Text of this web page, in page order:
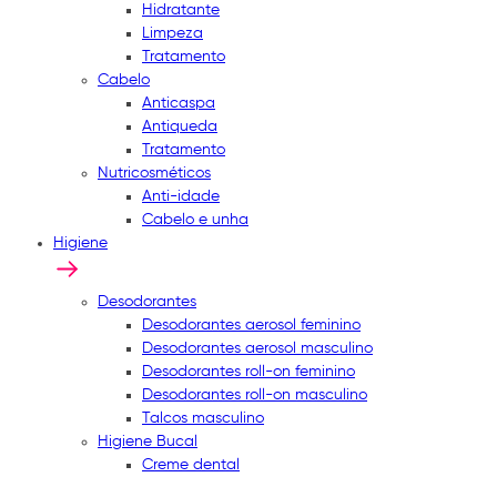
Hidratante
Limpeza
Tratamento
Cabelo
Anticaspa
Antiqueda
Tratamento
Nutricosméticos
Anti-idade
Cabelo e unha
Higiene
Desodorantes
Desodorantes aerosol feminino
Desodorantes aerosol masculino
Desodorantes roll-on feminino
Desodorantes roll-on masculino
Talcos masculino
Higiene Bucal
Creme dental